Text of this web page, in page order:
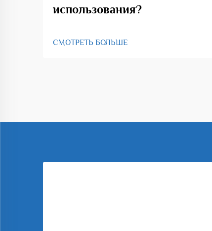
использования?
СМОТРЕТЬ БОЛЬШЕ